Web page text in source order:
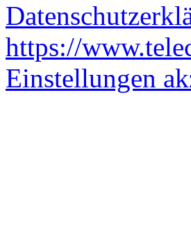
https://
Einstellungen